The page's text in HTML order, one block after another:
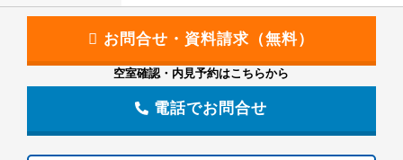
空室確認・内見予約はこちらから
電話でお問合せ